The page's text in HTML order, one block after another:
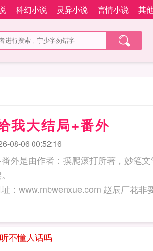
科幻小说 灵异小说 言情小说 其
我大结局+番外
08-06 00:52:16
外是由作者：摸爬滚打所著，妙笔
三秒记住本站：妙笔文学 网址：
不懂人话吗